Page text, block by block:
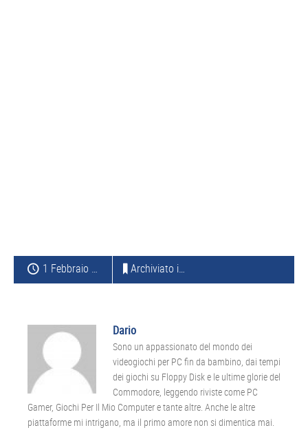
1 Febbraio 2014 Archiviato in:
Dario
Sono un appassionato del mondo dei
videogiochi per PC fin da bambino, dai tempi
dei giochi su Floppy Disk e le ultime glorie del
Commodore, leggendo riviste come PC
Gamer, Giochi Per Il Mio Computer e tante altre. Anche le altre
piattaforme mi intrigano, ma il primo amore non si dimentica mai.